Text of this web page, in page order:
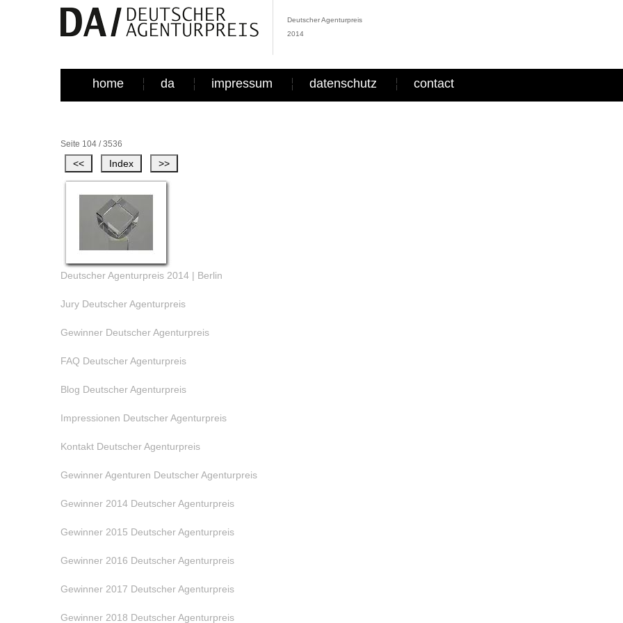
Deutscher Agenturpreis
2014
home da impressum datenschutz contact
Seite 104 / 3536
Deutscher Agenturpreis 2014 | Berlin
Jury Deutscher Agenturpreis
Gewinner Deutscher Agenturpreis
FAQ Deutscher Agenturpreis
Blog Deutscher Agenturpreis
Impressionen Deutscher Agenturpreis
Kontakt Deutscher Agenturpreis
Gewinner Agenturen Deutscher Agenturpreis
Gewinner 2014 Deutscher Agenturpreis
Gewinner 2015 Deutscher Agenturpreis
Gewinner 2016 Deutscher Agenturpreis
Gewinner 2017 Deutscher Agenturpreis
Gewinner 2018 Deutscher Agenturpreis